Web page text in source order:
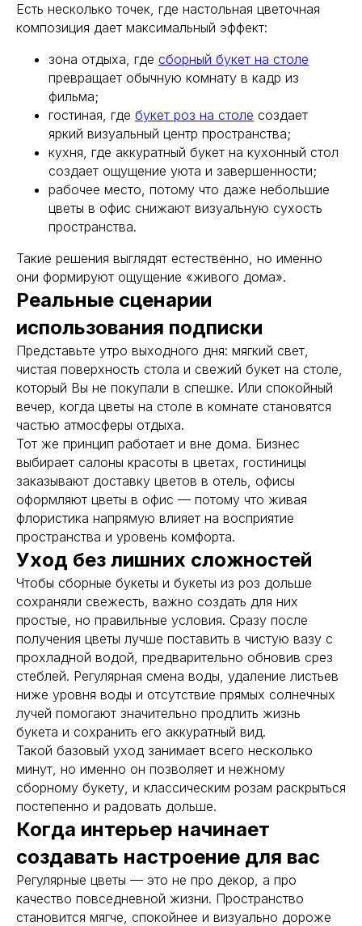
Есть несколько точек, где настольная цветочная
композиция дает максимальный эффект:
зона отдыха, где сборный букет на столе
превращает обычную комнату в кадр из
фильма;
гостиная, где букет роз на столе создает
яркий визуальный центр пространства;
кухня, где аккуратный букет на кухонный стол
создает ощущение уюта и завершенности;
рабочее место, потому что даже небольшие
цветы в офис снижают визуальную сухость
пространства.
Такие решения выглядят естественно, но именно
они формируют ощущение «живого дома».
Реальные сценарии
использования подписки
Представьте утро выходного дня: мягкий свет,
чистая поверхность стола и свежий букет на столе,
который Вы не покупали в спешке. Или спокойный
вечер, когда цветы на столе в комнате становятся
частью атмосферы отдыха.
Тот же принцип работает и вне дома. Бизнес
выбирает салоны красоты в цветах, гостиницы
заказывают доставку цветов в отель, офисы
оформляют цветы в офис — потому что живая
флористика напрямую влияет на восприятие
пространства и уровень комфорта.
Уход без лишних сложностей
Чтобы сборные букеты и букеты из роз дольше
сохраняли свежесть, важно создать для них
простые, но правильные условия. Сразу после
получения цветы лучше поставить в чистую вазу с
прохладной водой, предварительно обновив срез
стеблей. Регулярная смена воды, удаление листьев
ниже уровня воды и отсутствие прямых солнечных
лучей помогают значительно продлить жизнь
букета и сохранить его аккуратный вид.
Такой базовый уход занимает всего несколько
минут, но именно он позволяет и нежному
сборному букету, и классическим розам раскрыться
постепенно и радовать дольше.
Когда интерьер начинает
создавать настроение для вас
Регулярные цветы — это не про декор, а про
качество повседневной жизни. Пространство
становится мягче, спокойнее и визуально дороже